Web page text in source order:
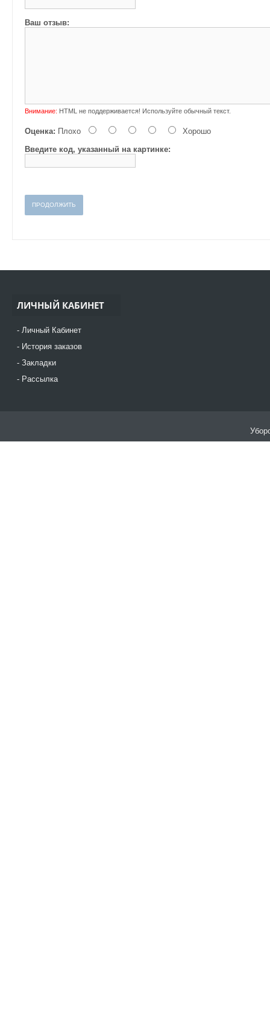
Ваш отзыв:
Внимание: HTML не поддерживается! Используйте обычный текст.
Оценка: Плохо
Хорошо
Введите код, указанный на картинке:
ПРОДОЛЖИТЬ
ЛИЧНЫЙ КАБИНЕТ
Личный Кабинет
История заказов
Закладки
Рассылка